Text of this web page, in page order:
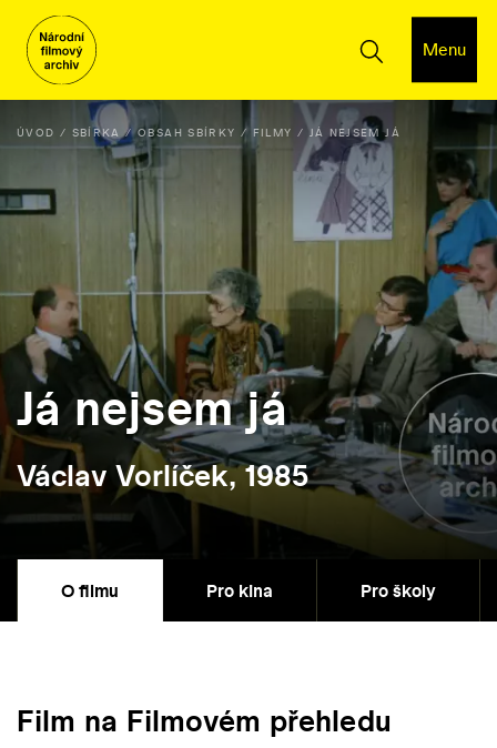
Menu
ÚVOD SBÍRKA OBSAH SBÍRKY FILMY JÁ NEJSEM JÁ
Já nejsem já
Václav Vorlíček, 1985
O filmu Pro kina Pro školy
Film na Filmovém přehledu